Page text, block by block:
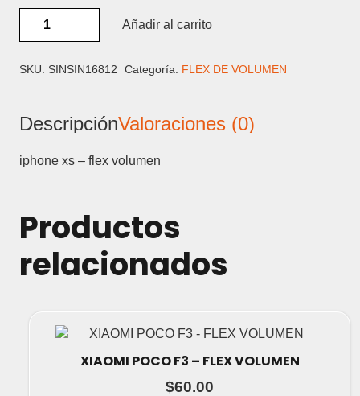
FLEX
Añadir al carrito
SKU: SINSIN16812 Categoría: FLEX DE VOLUMEN
DescripciónValoraciones (0)
iphone xs – flex volumen
Productos
relacionados
XIAOMI POCO F3 – FLEX VOLUMEN
$60.00